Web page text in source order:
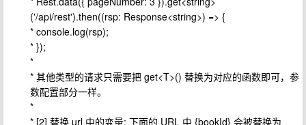
('/api/rest').then((rsp: Response<string>) => {
* console.log(rsp);
* });
*
* 其他类型的请求只需要把 get<T>() 替换为对应的函数即可，参
数配置部分一样。
*
* [2] 替换 url 中的变量: 下面的 URL 中 {bookId} 会被替换为